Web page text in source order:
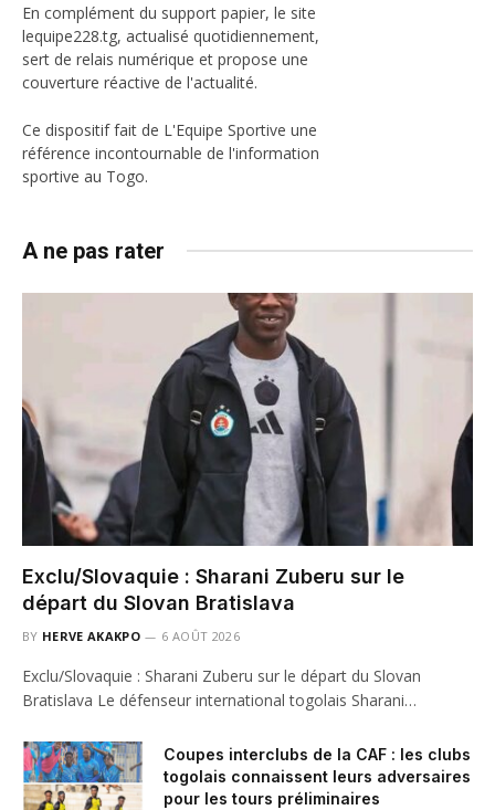
En complément du support papier, le site
lequipe228.tg, actualisé quotidiennement,
sert de relais numérique et propose une
couverture réactive de l'actualité.
Ce dispositif fait de L'Equipe Sportive une
référence incontournable de l'information
sportive au Togo.
A ne pas rater
Exclu/Slovaquie : Sharani Zuberu sur le
départ du Slovan Bratislava
BY HERVE AKAKPO 6 AOÛT 2026
Exclu/Slovaquie : Sharani Zuberu sur le départ du Slovan
Bratislava Le défenseur international togolais Sharani…
Coupes interclubs de la CAF : les clubs
togolais connaissent leurs adversaires
pour les tours préliminaires